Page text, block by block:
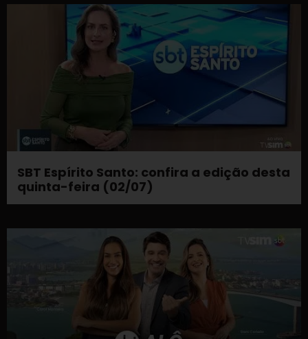
SBT Espírito Santo: confira a edição desta
quinta-feira (02/07)